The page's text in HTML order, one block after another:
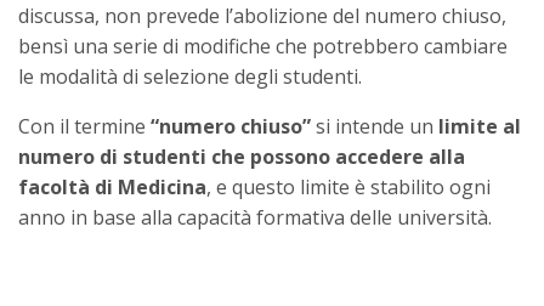
discussa, non prevede l’abolizione del numero chiuso,
bensì una serie di modifiche che potrebbero cambiare
le modalità di selezione degli studenti.
Con il termine “numero chiuso”si intende un limite al
numero di studenti che possono accedere alla
facoltà di Medicina, e questo limite è stabilito ogni
anno in base alla capacità formativa delle università.